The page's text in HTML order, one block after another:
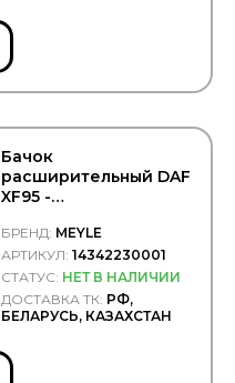
Бачок
расширительный DAF
XF95 -
БРЕНД: MEYLE
АРТИКУЛ:14342230001
СТАТУС: НЕТ В НАЛИЧИИ
ДОСТАВКА ТК: РФ,
БЕЛАРУСЬ, КАЗАХСТАН